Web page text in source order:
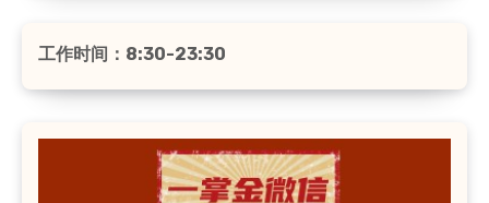
工作时间：8:30-23:30